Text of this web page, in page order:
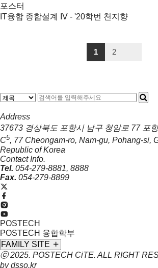
포스터
IT융합 종합설계 IV - '20학번 천지향
1 2
Address
37673 경상북도 포항시 남구 청암로 77 포
C5, 77 Cheongam-ro, Nam-gu, Pohang-si,
Republic of Korea
Contact Info.
Tel. 054-279-8881, 8888
Fax. 054-279-8899
POSTECH
POSTECH 융합학부
FAMILY SITE
ⓒ 2025. POSTECH CiTE. ALL RIGHT
bydsso.kr